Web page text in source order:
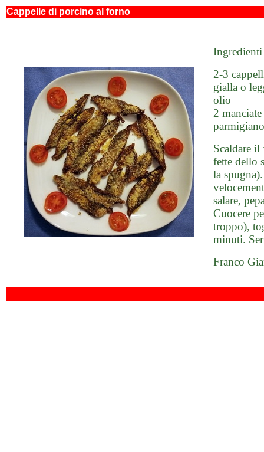
Cappelle di porcino al forno
Ingredienti
2-3
gialla o
olio
2
Scaldare
fette dello
la
salare,
Cuocere
troppo),
minuti.
Franco